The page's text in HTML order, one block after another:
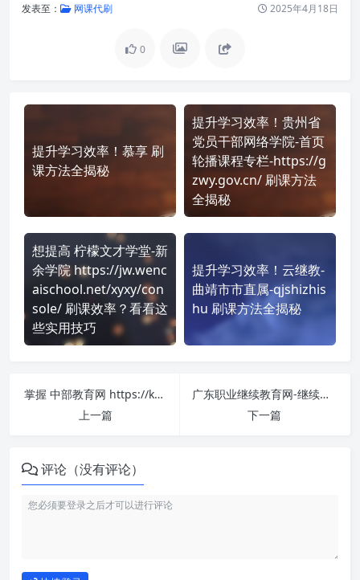
发表至： 网课代刷 2025年4月18日
0
提升学习效率！慕享 刷
课方法全揭秘
提升学习效率！贵州省
党员干部网络学院-首页
轮播课程专栏-https://g
zwy.gov.cn/ 刷课方法
全揭秘
想提高 柠檬文才学堂-新
余学院 https://jw.wenc
aischool.net/xyxy/con
sole/ 刷课效率？看看这
些实用技巧
提升学习效率！云继教-
曲靖市市直属-qjshizhis
hu 刷课方法全揭秘
掌握 中部教育网 https://kc.zhongbujiaoyu.com/login 课程，简单刷课技巧分享！
上一篇
广东职业继续教育网-继续教育 http://www.gd-jxjy.com/ 刷课也能轻松过！简单技巧大公开
下一篇
评论（没有评论）